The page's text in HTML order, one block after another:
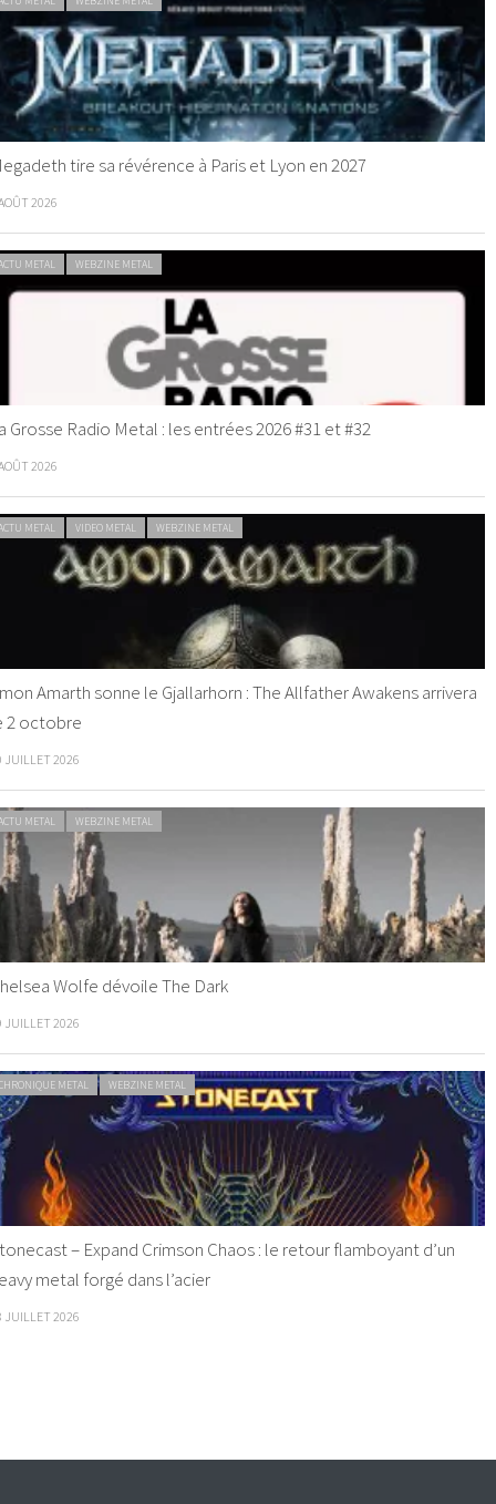
tire sa révérence à Paris et Lyon en 2027
2026
METAL WEBZINE METAL
Grosse Radio Metal : les entrées 2026 #31 et #32
2026
METAL VIDEO METAL WEBZINE METAL
Amarth sonne le Gjallarhorn : The Allfather Awakens arrivera
2 octobre
JUILLET 2026
METAL WEBZINE METAL
Wolfe dévoile The Dark
JUILLET 2026
METAL WEBZINE METAL
– Expand Crimson Chaos : le retour flamboyant d’un
metal forgé dans l’acier
JUILLET 2026